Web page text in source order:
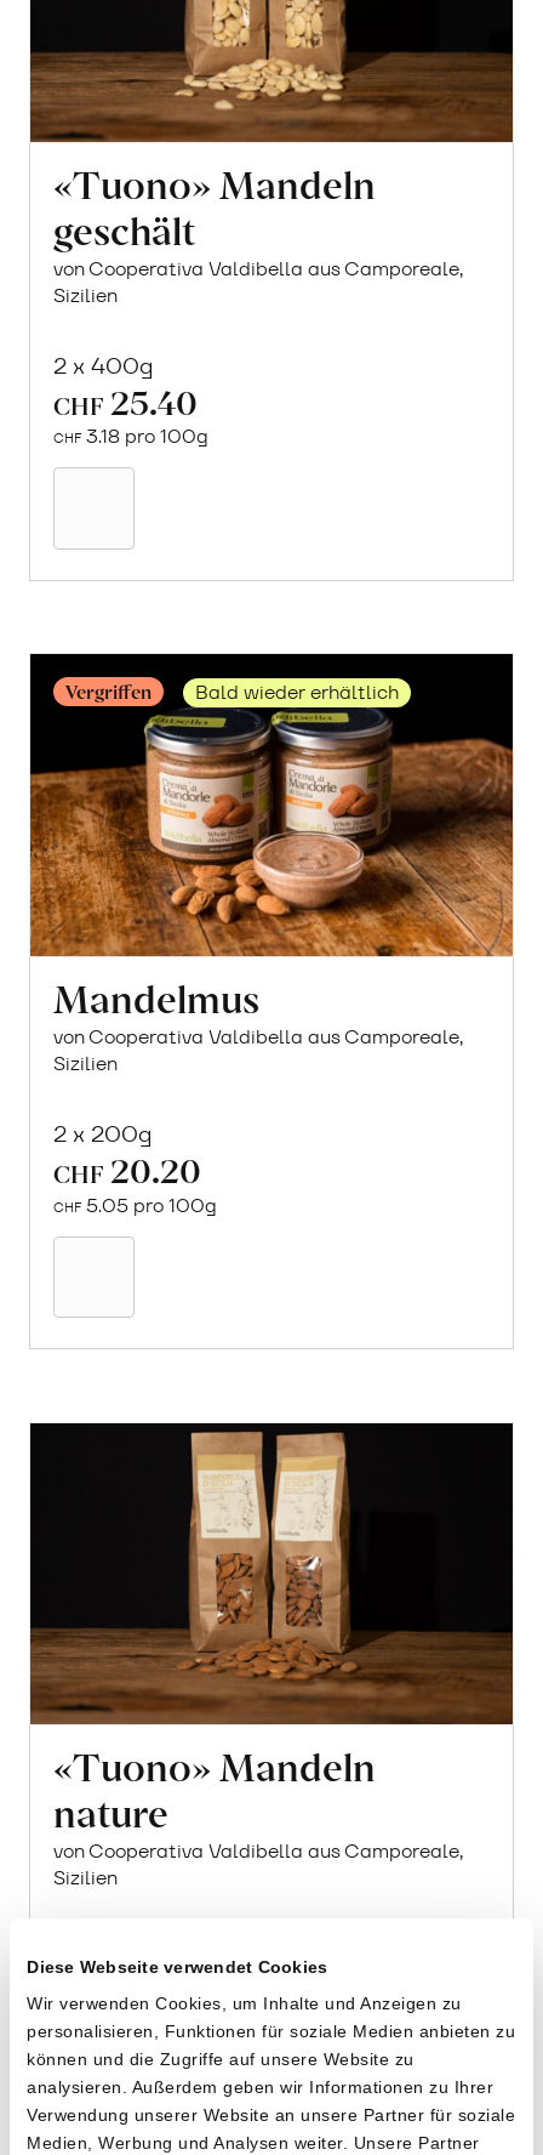
Diese Webseite verwendet Cookies
Wir verwenden Cookies, um Inhalte und Anzeigen zu
personalisieren, Funktionen für soziale Medien anbieten zu
können und die Zugriffe auf unsere Website zu
analysieren. Außerdem geben wir Informationen zu Ihrer
Verwendung unserer Website an unsere Partner für soziale
Medien, Werbung und Analysen weiter. Unsere Partner
«Tuono» Mandeln
geschält
von Cooperativa Valdibella aus Camporeale,
Sizilien
2 x 400g
CHF 25.40
CHF 3.18 pro 100g
Vergriffen Bald wieder erhältlich
Mandelmus
von Cooperativa Valdibella aus Camporeale,
Sizilien
2 x 200g
CHF 20.20
CHF 5.05 pro 100g
«Tuono» Mandeln
nature
von Cooperativa Valdibella aus Camporeale,
Sizilien
22.40
2.80 pro 100g
In
den
Warenkorb